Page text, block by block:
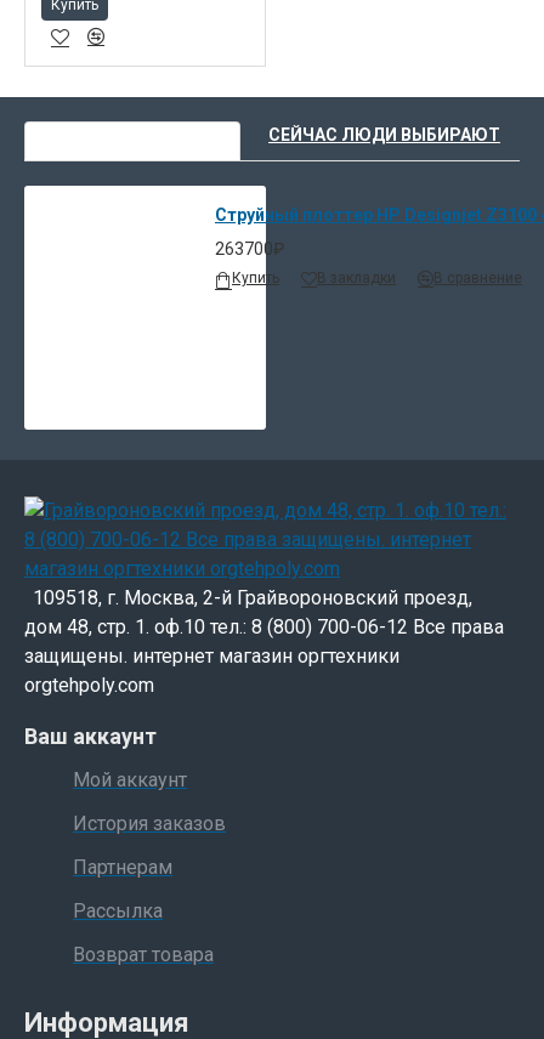
Купить
СЕЙЧАС ЛЮДИ ВЫБИРАЮТ
Струйный плоттер HP Designjet
263700₽
Купить В закладки В сравнение
109518, г. Москва, 2-й Грайвороновский проезд,
дом 48, стр. 1. оф.10 тел.: 8 (800) 700-06-12 Все права
защищены. интернет магазин оргтехники
orgtehpoly.com
Ваш аккаунт
Мой аккаунт
История заказов
Партнерам
Рассылка
Возврат товара
Информация